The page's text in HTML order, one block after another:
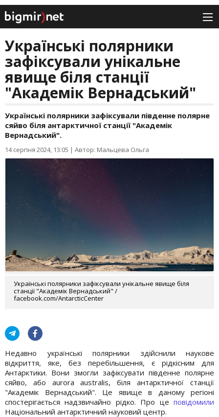
Українські полярники
зафіксували унікальне
явище біля станції
"Академік Вернадський"
Українські полярники зафіксували південне полярне
сяйво біля антарктичної станції "Академік
Вернадський".
14 серпня 2024, 13:05 | Автор: Мальцева Ольга
Українські полярники зафіксували унікальне явище біля
станції "Академік Вернадський" /
facebook.com/AntarcticCenter
Недавно українські полярники здійснили наукове
відкриття, яке, без перебільшення, є рідкісним для
Антарктики. Вони змогли зафіксувати південне полярне
сяйво, або aurora australis, біля антарктичної станції
"Академік Вернадський". Це явище в даному регіоні
спостерігається надзвичайно рідко. Про це повідомили
Національний антарктичний науковий центр.